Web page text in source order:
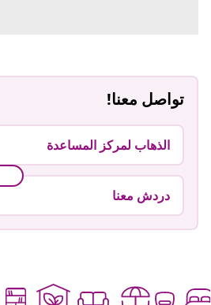
تواصل معنا!
الذهاب لمركز المساعدة
دردش معنا